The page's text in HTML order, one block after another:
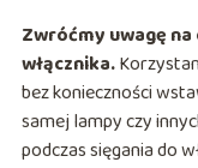
Zwróćmy uwagę
włącznika.
bez konieczności
samej lampy czy
podczas sięgania do